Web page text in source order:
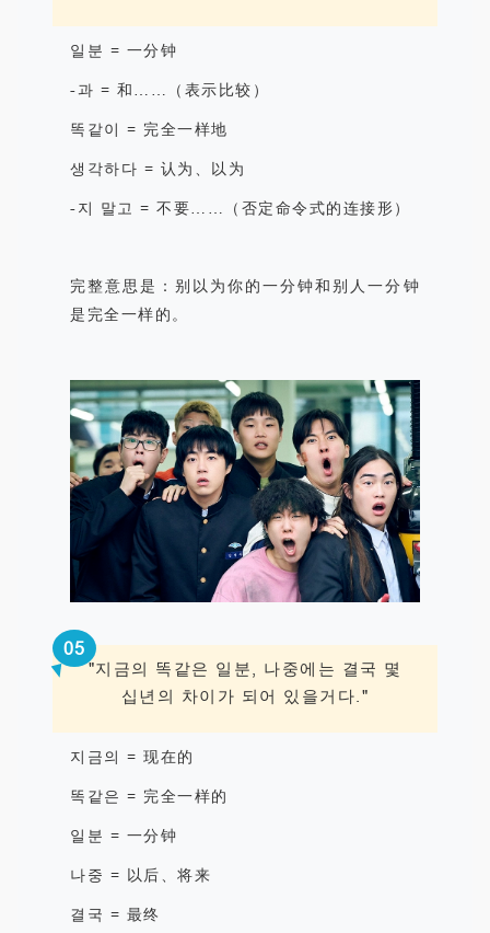
일분 = 一分钟
-과 = 和 （表示比较）
똑같이 = 完全一样地
생각하다 = 认为、以为
-지 말고 = 不要 （否定命令式的连接形）
完整意思是：别以为你的一分钟和别人一分钟
是完全一样的。
05
"지금의 똑같은 일분
나중에는 결국 몇
십년의 차이가 되어 있을거다 ."
지금의 = 现在的
똑같은 = 完全一样的
일분 = 一分钟
나중 = 以后、将来
결국 = 最终